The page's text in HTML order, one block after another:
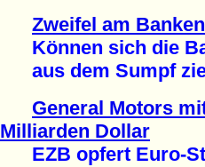
Zweifel am
Können sich die
aus dem Sumpf
General Motors
Milliarden Dollar
EZB opfert Euro-